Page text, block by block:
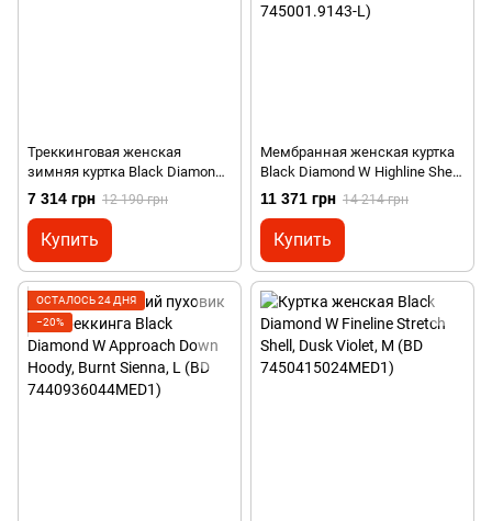
Треккинговая женская
зимняя куртка Black Diamond
W Belay Parka, Plum, M (BD
746101.5002-M)
7 314 грн 12 190 грн
Купить
Мембранная женская куртка
Black Diamond W Highline Shell,
L - Fjord Blue/Anthracite (BD
745001.9143-L)
11 371 грн 14 214 грн
Купить
ОСТАЛОСЬ 24 ДНЯ
−20%